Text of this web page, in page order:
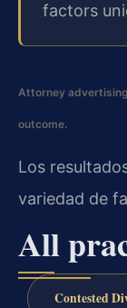
factors
Attorney
outcome.
Los
variedad de
All
Contested